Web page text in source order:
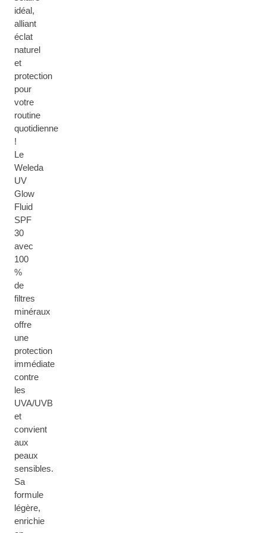
idéal,
alliant
éclat
naturel
et
protection
pour
votre
routine
quotidienne
!
Le
Weleda
UV
Glow
Fluid
SPF
30
avec
100
%
de
filtres
minéraux
offre
une
protection
immédiate
contre
les
UVA/UVB
et
convient
aux
peaux
sensibles.
Sa
formule
légère,
enrichie